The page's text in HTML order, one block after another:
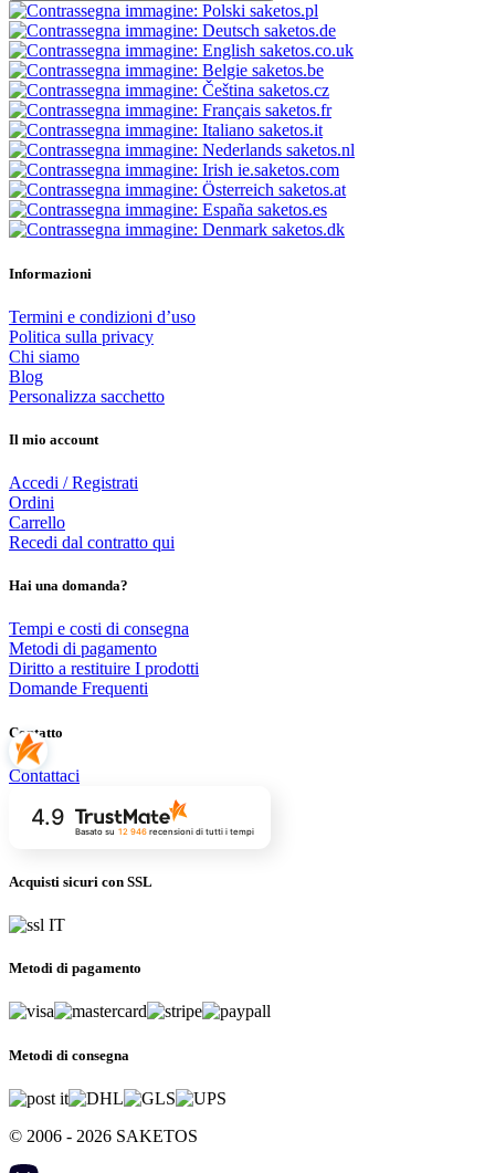
saketos.pl
saketos.de
saketos.co.uk
saketos.be
saketos.cz
saketos.fr
saketos.it
saketos.nl
ie.saketos.com
saketos.at
saketos.es
saketos.dk
Informazioni
Termini e condizioni d’uso
Politica sulla privacy
Chi siamo
Blog
Personalizza sacchetto
Il mio account
Accedi / Registrati
Ordini
Carrello
Recedi dal contratto qui
Hai una domanda?
Tempi e costi di consegna
Metodi di pagamento
Diritto a restituire I prodotti
Domande Frequenti
Contatto
Contattaci
4.9
Basato su 12 946recensioni di tutti i tempi
Acquisti sicuri con SSL
Metodi di pagamento
Metodi di consegna
© 2006 - 2026 SAKETOS